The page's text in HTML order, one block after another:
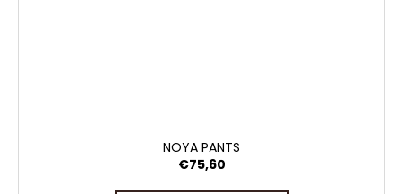
NOYA PANTS
€75,60